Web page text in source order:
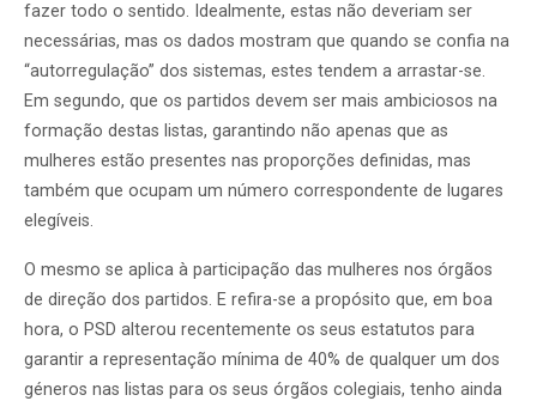
fazer todo o sentido. Idealmente, estas não deveriam ser
necessárias, mas os dados mostram que quando se confia na
“autorregulação” dos sistemas, estes tendem a arrastar-se.
Em segundo, que os partidos devem ser mais ambiciosos na
formação destas listas, garantindo não apenas que as
mulheres estão presentes nas proporções definidas, mas
também que ocupam um número correspondente de lugares
elegíveis.
O mesmo se aplica à participação das mulheres nos órgãos
de direção dos partidos. E refira-se a propósito que, em boa
hora, o PSD alterou recentemente os seus estatutos para
garantir a representação mínima de 40% de qualquer um dos
géneros nas listas para os seus órgãos colegiais, tenho ainda